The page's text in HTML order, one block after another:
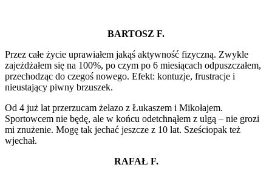
BARTOSZ F.
Przez całe życie uprawiałem jakąś aktywność fizyczną. Zwykle
zajeżdżałem się na 100%, po czym po 6 miesiącach odpuszczałem,
przechodząc do czegoś nowego. Efekt: kontuzje, frustracje i
nieustający piwny brzuszek.
Od 4 już lat przerzucam żelazo z Łukaszem i Mikołajem.
Sportowcem nie będę, ale w końcu odetchnąłem z ulgą – nie grozi
mi znużenie. Mogę tak jechać jeszcze z 10 lat. Sześciopak też
wjechał.
RAFAŁ F.